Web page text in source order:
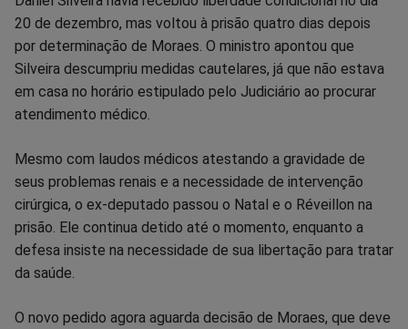
20 de dezembro, mas voltou à prisão quatro dias depois
por determinação de Moraes. O ministro apontou que
Silveira descumpriu medidas cautelares, já que não estava
em casa no horário estipulado pelo Judiciário ao procurar
atendimento médico.
Mesmo com laudos médicos atestando a gravidade de
seus problemas renais e a necessidade de intervenção
cirúrgica, o ex-deputado passou o Natal e o Réveillon na
prisão. Ele continua detido até o momento, enquanto a
defesa insiste na necessidade de sua libertação para tratar
da saúde.
O novo pedido agora aguarda decisão de Moraes, que deve